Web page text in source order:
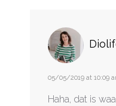
05/05/2019 at 10:09
Haha, dat is